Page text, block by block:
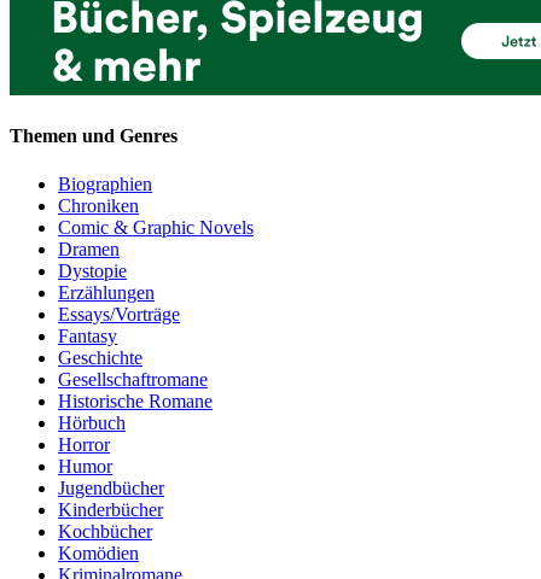
Themen und Genres
Biographien
Chroniken
Comic & Graphic Novels
Dramen
Dystopie
Erzählungen
Essays/Vorträge
Fantasy
Geschichte
Gesellschaftromane
Historische Romane
Hörbuch
Horror
Humor
Jugendbücher
Kinderbücher
Kochbücher
Komödien
Kriminalromane